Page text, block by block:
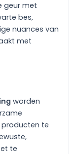
geur met
bes,
nuances van
met
worden
te
te